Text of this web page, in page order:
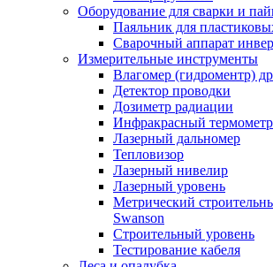
Оборудование для сварки и
Паяльник для
Сварочный аппарат
Измерительные инструменты
Влагомер (гидроментр)
Детектор проводки
Дозиметр радиации
Инфракрасный термометр
Лазерный дальномер
Тепловизор
Лазерный нивелир
Лазерный уровень
Метрический
Swanson
Строительный уровень
Тестирование кабеля